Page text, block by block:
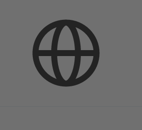
ISORIA 10/16